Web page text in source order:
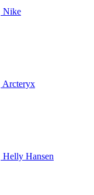
Nike
Arcteryx
Helly Hansen